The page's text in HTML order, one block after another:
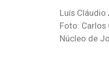
Luís Cláudio
Foto: Carlos
Núcleo de